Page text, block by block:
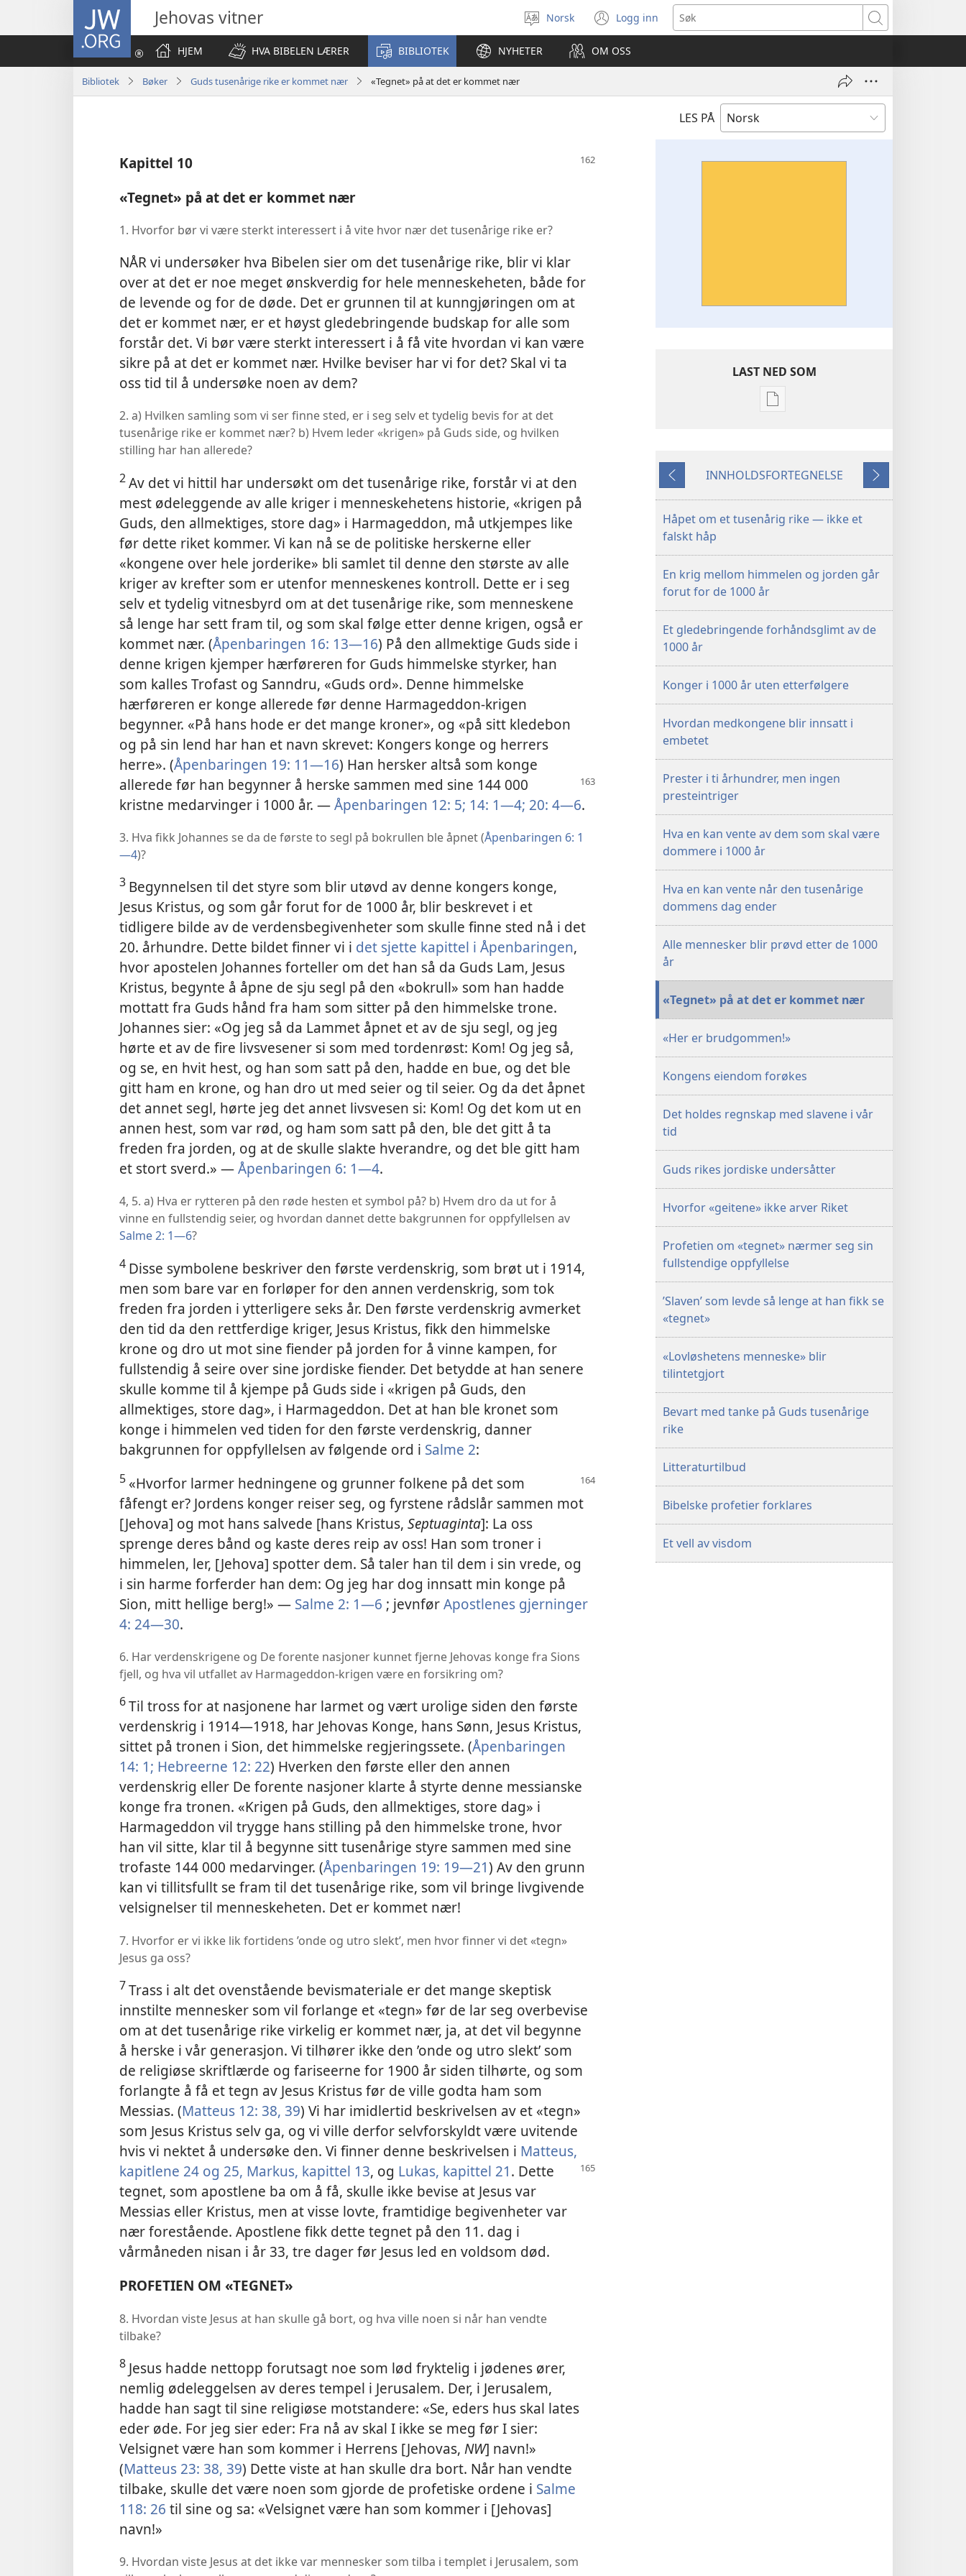
JW.ORG Jehovas vitner
Velg
språk
Norsk Logg inn
(åpner
nytt
vindu)
Søk
HJEM
HVA BIBELEN LÆRER BIBLIOTEK NYHETER OM OSS
Bibliotek Bøker Guds tusenårige rike er kommet nær «Tegnet» på at det er kommet nær
LES PÅ
Kapittel 10
«Tegnet» på at det er kommet nær
1. Hvorfor bør vi være sterkt interessert i å vite hvor nær det tusenårige rike er?
NÅR vi undersøker hva Bibelen sier om det tusenårige rike, blir vi klar
over at det er noe meget ønskverdig for hele menneskeheten, både for
de levende og for de døde. Det er grunnen til at kunngjøringen om at
det er kommet nær, er et høyst gledebringende budskap for alle som
forstår det. Vi bør være sterkt interessert i å få vite hvordan vi kan være
sikre på at det er kommet nær. Hvilke beviser har vi for det? Skal vi ta
oss tid til å undersøke noen av dem?
2. a) Hvilken samling som vi ser finne sted, er i seg selv et tydelig bevis for at det
tusenårige rike er kommet nær? b) Hvem leder «krigen» på Guds side, og hvilken
stilling har han allerede?
2Av det vi hittil har undersøkt om det tusenårige rike, forstår vi at den
mest ødeleggende av alle kriger i menneskehetens historie, «krigen på
Guds, den allmektiges, store dag» i Harmageddon, må utkjempes like
før dette riket kommer. Vi kan nå se de politiske herskerne eller
«kongene over hele jorderike» bli samlet til denne den største av alle
kriger av krefter som er utenfor menneskenes kontroll. Dette er i seg
selv et tydelig vitnesbyrd om at det tusenårige rike, som menneskene
så lenge har sett fram til, og som skal følge etter denne krigen, også er
kommet nær. (Åpenbaringen 16: 13—16) På den allmektige Guds side i
denne krigen kjemper hærføreren for Guds himmelske styrker, han
som kalles Trofast og Sanndru, «Guds ord». Denne himmelske
hærføreren er konge allerede før denne Harmageddon-krigen
begynner. «På hans hode er det mange kroner», og «på sitt kledebon
og på sin lend har han et navn skrevet: Kongers konge og herrers
herre». (Åpenbaringen 19: 11—16) Han hersker altså som konge
allerede før han begynner å herske sammen med sine 144 000
kristne medarvinger i 1000 år. —Åpenbaringen 12: 5; 14: 1—4; 20: 4—6.
3. Hva fikk Johannes se da de første to segl på bokrullen ble åpnet (Åpenbaringen 6: 1
—4)?
3 Begynnelsen til det styre som blir utøvd av denne kongers konge,
Jesus Kristus, og som går forut for de 1000 år, blir beskrevet i et
tidligere bilde av de verdensbegivenheter som skulle finne sted nå i det
20. århundre. Dette bildet finner vi i det sjette kapittel i Åpenbaringen,
hvor apostelen Johannes forteller om det han så da Guds Lam, Jesus
Kristus, begynte å åpne de sju segl på den «bokrull» som han hadde
mottatt fra Guds hånd fra ham som sitter på den himmelske trone.
Johannes sier: «Og jeg så da Lammet åpnet et av de sju segl, og jeg
hørte et av de fire livsvesener si som med tordenrøst: Kom! Og jeg så,
og se, en hvit hest, og han som satt på den, hadde en bue, og det ble
gitt ham en krone, og han dro ut med seier og til seier. Og da det åpnet
det annet segl, hørte jeg det annet livsvesen si: Kom! Og det kom ut en
annen hest, som var rød, og ham som satt på den, ble det gitt å ta
freden fra jorden, og at de skulle slakte hverandre, og det ble gitt ham
et stort sverd.» —Åpenbaringen 6: 1—4.
4, 5. a) Hva er rytteren på den røde hesten et symbol på? b) Hvem dro da ut for å
vinne en fullstendig seier, og hvordan dannet dette bakgrunnen for oppfyllelsen av
Salme 2: 1—6?
4 Disse symbolene beskriver den første verdenskrig, som brøt ut i 1914,
men som bare var en forløper for den annen verdenskrig, som tok
freden fra jorden i ytterligere seks år. Den første verdenskrig avmerket
den tid da den rettferdige kriger, Jesus Kristus, fikk den himmelske
krone og dro ut mot sine fiender på jorden for å vinne kampen, for
fullstendig å seire over sine jordiske fiender. Det betydde at han senere
skulle komme til å kjempe på Guds side i «krigen på Guds, den
allmektiges, store dag», i Harmageddon. Det at han ble kronet som
konge i himmelen ved tiden for den første verdenskrig, danner
bakgrunnen for oppfyllelsen av følgende ord i Salme 2:
5 «Hvorfor larmer hedningene og grunner folkene på det som
fåfengt er? Jordens konger reiser seg, og fyrstene rådslår sammen mot
[Jehova] og mot hans salvede [hans Kristus, Septuaginta]: La oss
sprenge deres bånd og kaste deres reip av oss! Han som troner i
himmelen, ler, [Jehova] spotter dem. Så taler han til dem i sin vrede, og
i sin harme forferder han dem: Og jeg har dog innsatt min konge på
Sion, mitt hellige berg!» — Salme 2: 1—6 ; jevnførApostlenes gjerninger
4: 24—30.
6. Har verdenskrigene og De forente nasjoner kunnet fjerne Jehovas konge fra Sions
fjell, og hva vil utfallet av Harmageddon-krigen være en forsikring om?
6Til tross for at nasjonene har larmet og vært urolige siden den første
verdenskrig i 1914—1918, har Jehovas Konge, hans Sønn, Jesus Kristus,
sittet på tronen i Sion, det himmelske regjeringssete. (Åpenbaringen
14: 1; Hebreerne 12: 22) Hverken den første eller den annen
verdenskrig eller De forente nasjoner klarte å styrte denne messianske
konge fra tronen. «Krigen på Guds, den allmektiges, store dag» i
Harmageddon vil trygge hans stilling på den himmelske trone, hvor
han vil sitte, klar til å begynne sitt tusenårige styre sammen med sine
trofaste 144 000 medarvinger. (Åpenbaringen 19: 19—21) Av den grunn
kan vi tillitsfullt se fram til det tusenårige rike, som vil bringe livgivende
velsignelser til menneskeheten. Det er kommet nær!
7. Hvorfor er vi ikke lik fortidens ’onde og utro slekt’, men hvor finner vi det «tegn»
Jesus ga oss?
7Trass i alt det ovenstående bevismateriale er det mange skeptisk
innstilte mennesker som vil forlange et «tegn» før de lar seg overbevise
om at det tusenårige rike virkelig er kommet nær, ja, at det vil begynne
å herske i vår generasjon. Vi tilhører ikke den ’onde og utro slekt’ som
de religiøse skriftlærde og fariseerne for 1900 år siden tilhørte, og som
forlangte å få et tegn av Jesus Kristus før de ville godta ham som
Messias. (Matteus 12: 38, 39) Vi har imidlertid beskrivelsen av et «tegn»
som Jesus Kristus selv ga, og vi ville derfor selvforskyldt være uvitende
hvis vi nektet å undersøke den. Vi finner denne beskrivelsen i Matteus,
kapitlene 24 og 25, Markus, kapittel 13, og Lukas, kapittel 21. Dette
tegnet, som apostlene ba om å få, skulle ikke bevise at Jesus var
Messias eller Kristus, men at visse lovte, framtidige begivenheter var
nær forestående. Apostlene fikk dette tegnet på den 11. dag i
vårmåneden nisan i år 33, tre dager før Jesus led en voldsom død.
PROFETIEN OM «TEGNET»
8. Hvordan viste Jesus at han skulle gå bort, og hva ville noen si når han vendte
tilbake?
8 Jesus hadde nettopp forutsagt noe som lød fryktelig i jødenes ører,
nemlig ødeleggelsen av deres tempel i Jerusalem. Der, i Jerusalem,
hadde han sagt til sine religiøse motstandere: «Se, eders hus skal lates
eder øde. For jeg sier eder: Fra nå av skal I ikke se meg før I sier:
Velsignet være han som kommer i Herrens [Jehovas, NW] navn!»
(Matteus 23: 38, 39) Dette viste at han skulle dra bort. Når han vendte
tilbake, skulle det være noen som gjorde de profetiske ordene i Salme
118: 26 til sine og sa: «Velsignet være han som kommer i [Jehovas]
navn!»
9. Hvordan viste Jesus at det ikke var mennesker som tilba i templet i Jerusalem, som
LAST NED SOM
Nedlastingsalternativer
tusenårige
er
kommet
Forrige
INNHOLDSFORTEGNELSE
Neste
Håpet om et tusenårig rike — ikke et
falskt håp
En krig mellom himmelen og jorden går
forut for de 1000 år
Et gledebringende forhåndsglimt av de
1000 år
Konger i 1000 år uten etterfølgere
Hvordan medkongene blir innsatt i
embetet
Prester i ti århundrer, men ingen
presteintriger
Hva en kan vente av dem som skal være
dommere i 1000 år
Hva en kan vente når den tusenårige
dommens dag ender
Alle mennesker blir prøvd etter de 1000
år
«Tegnet» på at det er kommet nær
«Her er brudgommen!»
Kongens eiendom forøkes
Det holdes regnskap med slavene i vår
tid
Guds rikes jordiske undersåtter
Hvorfor «geitene» ikke arver Riket
Profetien om «tegnet» nærmer seg sin
fullstendige oppfyllelse
’Slaven’ som levde så lenge at han fikk se
«tegnet»
«Lovløshetens menneske» blir
tilintetgjort
Bevart med tanke på Guds tusenårige
rike
Litteraturtilbud
Bibelske profetier forklares
Et vell av visdom